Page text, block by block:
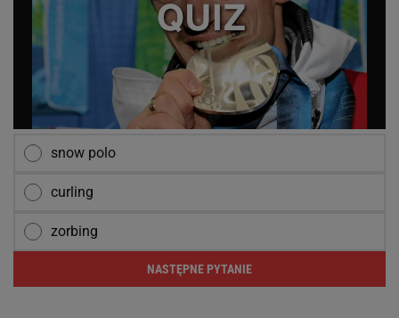
snow polo
curling
zorbing
NASTĘPNE PYTANIE